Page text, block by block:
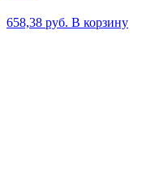
658,38 руб. В корзину